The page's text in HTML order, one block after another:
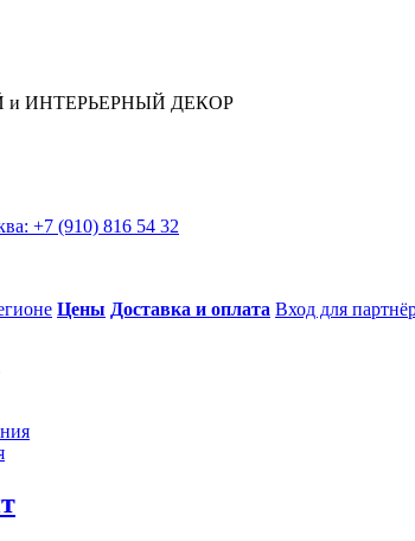
ИНТЕРЬЕРНЫЙ ДЕКОР
+7 (910) 816 54 32
Цены Доставка и оплата Вход для